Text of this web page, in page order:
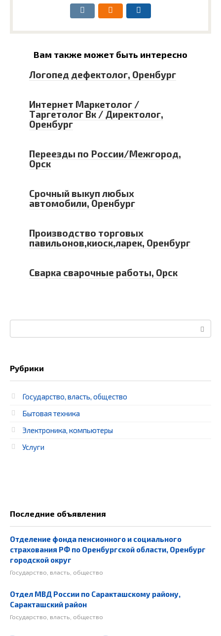
Вам также может быть интересно
Логопед дефектолог, Оренбург
Интернет Маркетолог /
Таргетолог Вк / Директолог,
Оренбург
Переезды по России/Межгород,
Орск
Срочный выкуп любых
автомобили, Оренбург
Производство торговых
павильонов,киоск,ларек, Оренбург
Сварка сварочные работы, Орск
Рубрики
Государство, власть, общество
Бытовая техника
Электроника, компьютеры
Услуги
Последние объявления
Отделение фонда пенсионного и социального
страхования РФ по Оренбургской области, Оренбург
городской округ
Государство, власть, общество
Отдел МВД России по Саракташскому району,
Саракташский район
Государство, власть, общество